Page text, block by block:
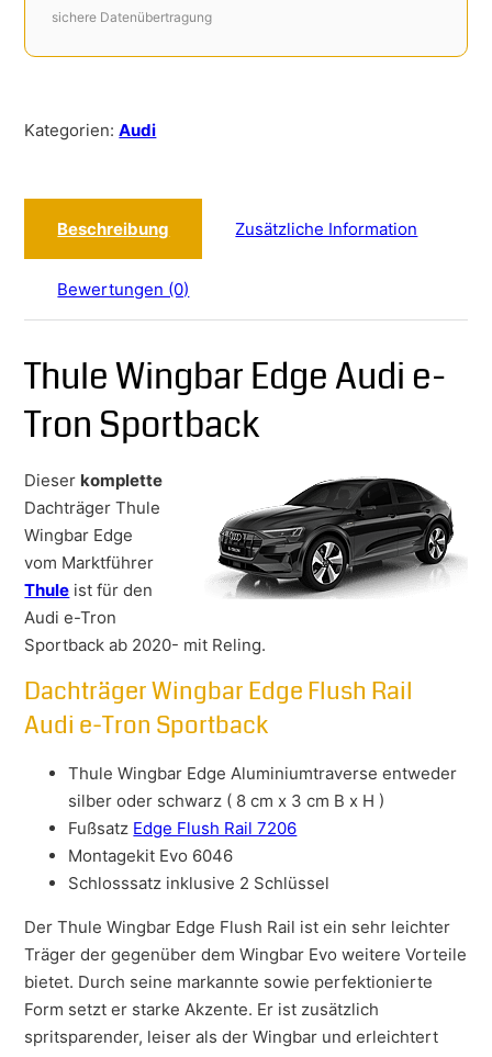
sichere Datenübertragung
Kategorien:Audi
Beschreibung Zusätzliche Information
Bewertungen (0)
Thule Wingbar Edge Audi e-
Tron Sportback
Dieser komplette
Dachträger Thule
Wingbar Edge
vom Marktführer
Thule ist für den
Audi e-Tron
Sportback ab 2020- mit Reling.
Dachträger Wingbar Edge Flush Rail
Audi e-Tron Sportback
Thule Wingbar Edge Aluminiumtraverse entweder
silber oder schwarz ( 8 cm x 3 cm B x H )
Fußsatz Edge Flush Rail 7206
Montagekit Evo 6046
Schlosssatz inklusive 2 Schlüssel
Der Thule Wingbar Edge Flush Rail ist ein sehr leichter
Träger der gegenüber dem Wingbar Evo weitere Vorteile
bietet. Durch seine markannte sowie perfektionierte
Form setzt er starke Akzente. Er ist zusätzlich
spritsparender, leiser als der Wingbar und erleichtert